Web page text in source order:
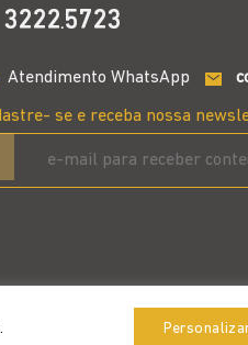
3222.5723
Atendimento WhatsApp
se e receba nossa